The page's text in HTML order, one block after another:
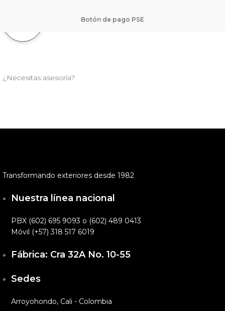
Botón de pago PSE
¿Necesitas asesoría?
Transformando exteriores desde 1982
Nuestra línea nacional
PBX (602) 695 9093 o (602) 489 0413
Móvil (+57) 318 517 6019
Fábrica: Cra 32A No. 10-55
Sedes
Arroyohondo, Cali - Colombia